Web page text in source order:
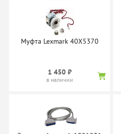
Картридж Lexmark
E360H11E
нет в наличии
Муфта Lexmark 40X5370
1 450 ₽
в наличии